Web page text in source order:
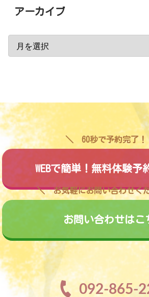
アーカイブ
60秒で予約完了！
WEBで簡単！無料体験予
お気軽にお問い合わせく
お問い合わせはこ
092-865-